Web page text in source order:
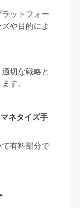
ットフォー
や目的によ
切な戦略と
す。
ネタイズ手
有料部分で